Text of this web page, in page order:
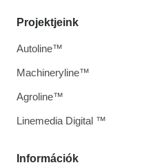
Információk
Projektjeink
Autoline™
Machineryline™
Agroline™
Linemedia Digital ™